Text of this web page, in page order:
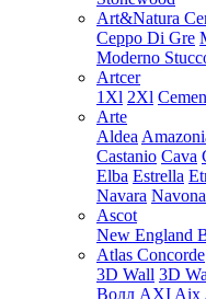
Art&Natura
Ceppo Di Gre
Moderno
Artcer
1Xl 2Xl
Arte
Aldea
Castanio Cava
Elba Estrella
Navara Navona
Ascot
New England
Atlas Concorde
3D Wall 3D
Волл AXI Aix